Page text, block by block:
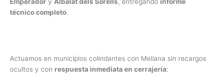
técnico completo.
Actuamos en municipios colindantes con Meliana sin recargos
ocultos y con respuesta inmediata en cerrajería: